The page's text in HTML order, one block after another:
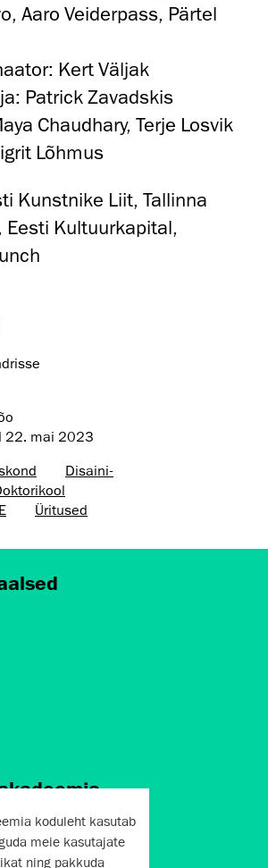
Aaro Veiderpass, Pärtel
Kert Väljak
Patrick Zavadskis
Chaudhary, Terje Losvik
Lõhmus
Kunstnike Liit, Tallinna
Eesti Kultuurkapital,
22. mai 2023
Disaini­­
Üritused
7 koduleht kasutab
meie kasutajate
ning pakkuda